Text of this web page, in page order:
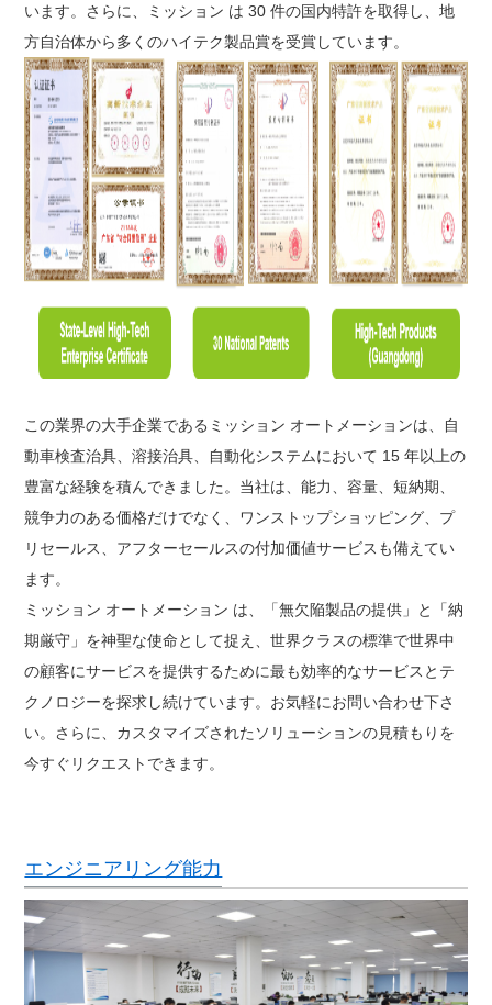
います。さらに、ミッション は 30 件の国内特許を取得し、地
方自治体から多くのハイテク製品賞を受賞しています。
この業界の大手企業であるミッション オートメーションは、自
動車検査治具、溶接治具、自動化システムにおいて 15 年以上の
豊富な経験を積んできました。当社は、能力、容量、短納期、
競争力のある価格だけでなく、ワンストップショッピング、プ
リセールス、アフターセールスの付加価値サービスも備えてい
ます。
ミッション オートメーション は、「無欠陥製品の提供」と「納
期厳守」を神聖な使命として捉え、世界クラスの標準で世界中
の顧客にサービスを提供するために最も効率的なサービスとテ
クノロジーを探求し続けています。お気軽にお問い合わせ下さ
い。さらに、カスタマイズされたソリューションの見積もりを
今すぐリクエストできます。
エンジニアリング能力